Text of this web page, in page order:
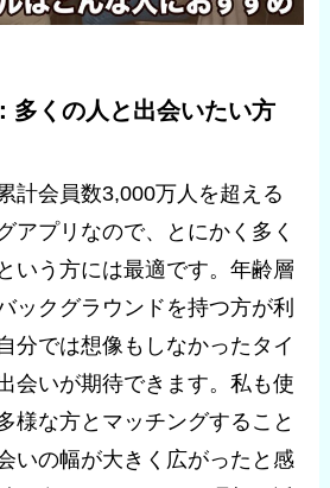
多くの人と出会いたい方
計会員数3,000万人を超える
アプリなので、とにかく多く
いう方には最適です。年齢層
ックグラウンドを持つ方が利
分では想像もしなかったタイ
会いが期待できます。私も使
様な方とマッチングすること
いの幅が大きく広がったと感